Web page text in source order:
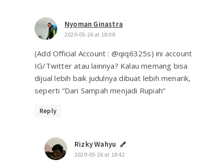
Nyoman Ginastra
2020-05-26 at 18:08
(Add Official Account : @qiq6325s) ini account
IG/Twitter atau lainnya? Kalau memang bisa
dijual lebih baik judulnya dibuat lebih menarik,
seperti “Dari Sampah menjadi Rupiah”
Reply
Rizky Wahyu
2020-05-26 at 18:42